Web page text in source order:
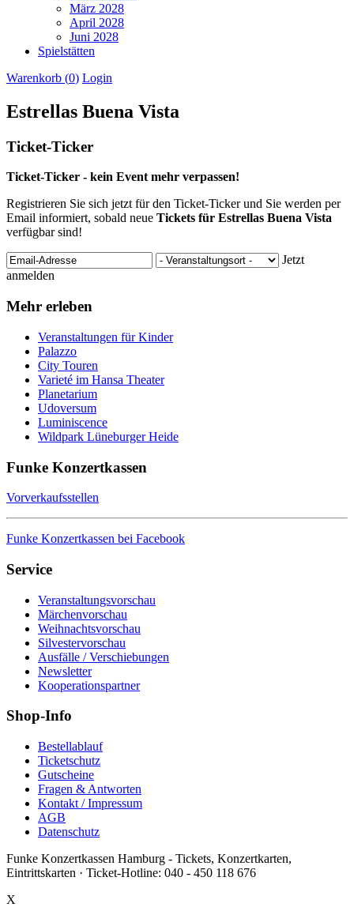
März 2028
April 2028
Juni 2028
Spielstätten
Warenkorb (0) Login
Estrellas Buena Vista
Ticket-Ticker
Ticket-Ticker - kein Event mehr verpassen!
Registrieren Sie sich jetzt für den Ticket-Ticker und Sie werden per
Email informiert, sobald neue Tickets für Estrellas Buena Vista
verfügbar sind!
Jetzt
anmelden
Mehr erleben
Veranstaltungen für Kinder
Palazzo
City Touren
Varieté im Hansa Theater
Planetarium
Udoversum
Luminiscence
Wildpark Lüneburger Heide
Funke Konzertkassen
Vorverkaufsstellen
Funke Konzertkassen bei Facebook
Service
Veranstaltungsvorschau
Märchenvorschau
Weihnachtsvorschau
Silvestervorschau
Ausfälle / Verschiebungen
Newsletter
Kooperationspartner
Shop-Info
Bestellablauf
Ticketschutz
Gutscheine
Fragen & Antworten
Kontakt / Impressum
AGB
Datenschutz
Funke Konzertkassen Hamburg - Tickets, Konzertkarten,
Eintrittskarten · Ticket-Hotline: 040 - 450 118 676
X